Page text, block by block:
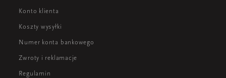
Konto klienta
Koszty wysyłki
Numer konta bankowego
Zwroty i reklamacje
Regulamin